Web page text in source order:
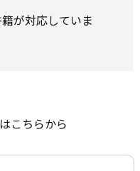
が対応していま
こちらから